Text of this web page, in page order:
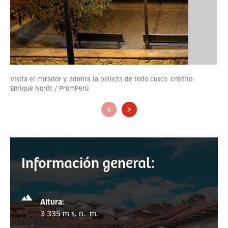
Visita el mirador y admira la belleza de todo Cusco. Crédito:
Enrique Nordt / PromPerú
‹ ›
Información general:
Altura:
3 335 m s. n. m.